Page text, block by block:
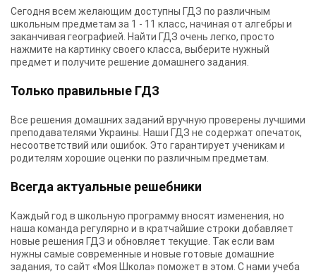
Сегодня всем желающим доступны ГДЗ по различным
школьным предметам за 1 - 11 класс, начиная от алгебры и
заканчивая географией. Найти ГДЗ очень легко, просто
нажмите на картинку своего класса, выберите нужный
предмет и получите решение домашнего задания.
Только правильные ГДЗ
Все решения домашних заданий вручную проверены лучшими
преподавателями Украины. Наши ГДЗ не содержат опечаток,
несоответствий или ошибок. Это гарантирует ученикам и
родителям хорошие оценки по различным предметам.
Всегда актуальные решебники
Каждый год в школьную программу вносят изменения, но
наша команда регулярно и в кратчайшие строки добавляет
новые решения ГДЗ и обновляет текущие. Так если вам
нужны самые современные и новые готовые домашние
задания, то сайт «Моя Школа» поможет в этом. С нами учеба